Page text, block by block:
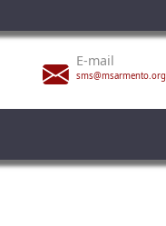
E-mail
sms@msarmento.org